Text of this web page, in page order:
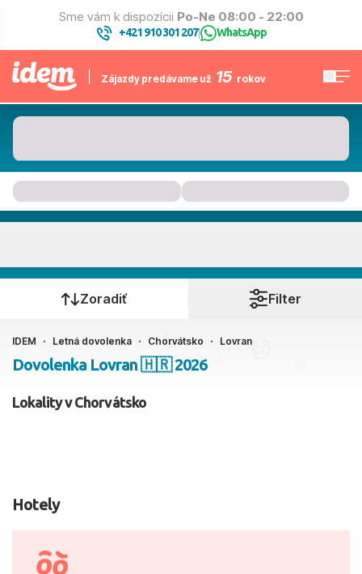
Sme vám k dispozícii Po-Ne 08:00 - 22:00
+421 910 301 207| WhatsApp
Zájazdy predávame už 15 rokov
Kedy cestujete?
Ako cestujete?
2 dospelí, 0 deti
Zoradiť Filter
IDEM Letná dovolenka Chorvátsko Lovran
Dovolenka Lovran 🇭🇷 2026
Lokality v Chorvátsko
Hotely